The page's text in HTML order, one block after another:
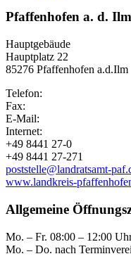
Pfaffenhofen a. d. Ilm
Hauptgebäude
Hauptplatz 22
85276 Pfaffenhofen a.d.Ilm
Telefon:
Fax:
E-Mail:
Internet:
+49 8441 27-0
+49 8441 27-271
poststelle@landratsamt-
www.landkreis-
Allgemeine
Mo. – Fr. 08:00 – 12:00
Mo. – Do. nach